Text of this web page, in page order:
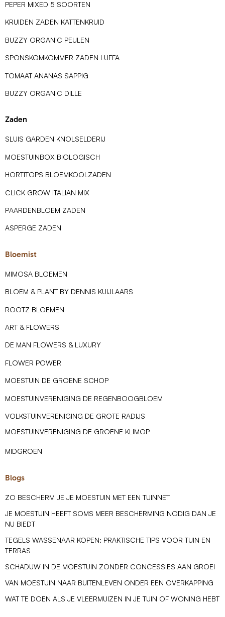
PEPER MIXED 5 SOORTEN
KRUIDEN ZADEN KATTENKRUID
BUZZY ORGANIC PEULEN
SPONSKOMKOMMER ZADEN LUFFA
TOMAAT ANANAS SAPPIG
BUZZY ORGANIC DILLE
Zaden
SLUIS GARDEN KNOLSELDERIJ
MOESTUINBOX BIOLOGISCH
HORTITOPS BLOEMKOOLZADEN
CLICK GROW ITALIAN MIX
PAARDENBLOEM ZADEN
ASPERGE ZADEN
Bloemist
MIMOSA BLOEMEN
BLOEM & PLANT BY DENNIS KUIJLAARS
ROOTZ BLOEMEN
ART & FLOWERS
DE MAN FLOWERS & LUXURY
FLOWER POWER
MOESTUIN DE GROENE SCHOP
MOESTUINVERENIGING DE REGENBOOGBLOEM
VOLKSTUINVERENIGING DE GROTE RADIJS
MOESTUINVERENIGING DE GROENE KLIMOP
MIDGROEN
Blogs
ZO BESCHERM JE JE MOESTUIN MET EEN TUINNET
JE MOESTUIN HEEFT SOMS MEER BESCHERMING NODIG DAN JE
NU BIEDT
TEGELS WASSENAAR KOPEN: PRAKTISCHE TIPS VOOR TUIN EN
TERRAS
SCHADUW IN DE MOESTUIN ZONDER CONCESSIES AAN GROEI
VAN MOESTUIN NAAR BUITENLEVEN ONDER EEN OVERKAPPING
WAT TE DOEN ALS JE VLEERMUIZEN IN JE TUIN OF WONING HEBT